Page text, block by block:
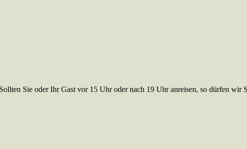
Sie oder Ihr Gast vor 15 Uhr oder nach 19 Uhr anreisen, so dürfen